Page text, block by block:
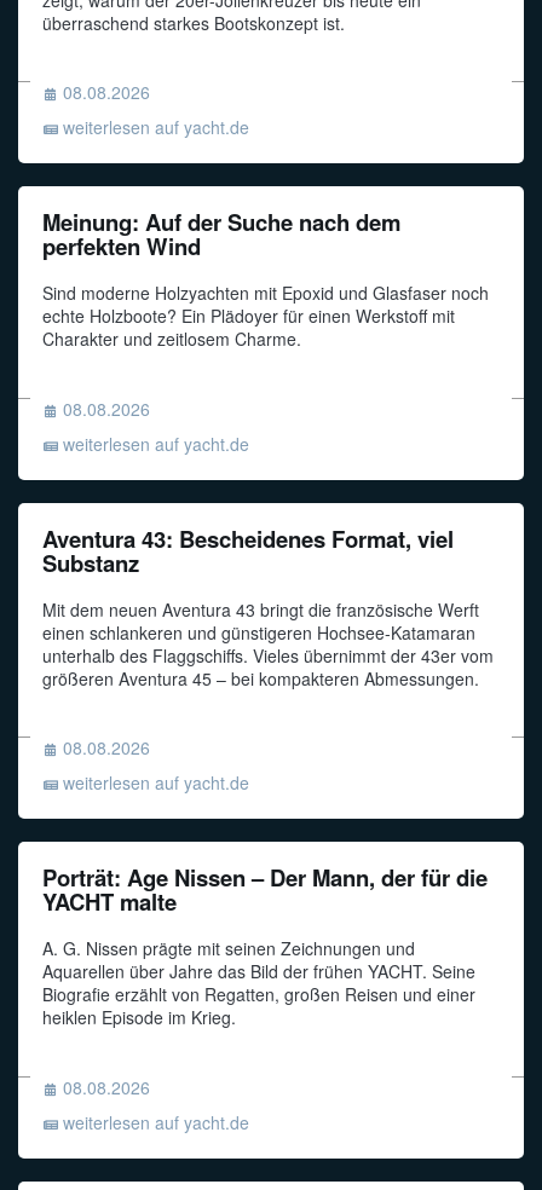
überraschend starkes Bootskonzept ist.
08.08.2026
weiterlesen auf yacht.de
Meinung: Auf der Suche nach dem
perfekten Wind
Sind moderne Holzyachten mit Epoxid und Glasfaser noch
echte Holzboote? Ein Plädoyer für einen Werkstoff mit
Charakter und zeitlosem Charme.
08.08.2026
weiterlesen auf yacht.de
Aventura 43: Bescheidenes Format, viel
Substanz
Mit dem neuen Aventura 43 bringt die französische Werft
einen schlankeren und günstigeren Hochsee-Katamaran
unterhalb des Flaggschiffs. Vieles übernimmt der 43er vom
größeren Aventura 45 – bei kompakteren Abmessungen.
08.08.2026
weiterlesen auf yacht.de
Porträt: Age Nissen – Der Mann, der für die
YACHT malte
A. G. Nissen prägte mit seinen Zeichnungen und
Aquarellen über Jahre das Bild der frühen YACHT. Seine
Biografie erzählt von Regatten, großen Reisen und einer
heiklen Episode im Krieg.
08.08.2026
weiterlesen auf yacht.de